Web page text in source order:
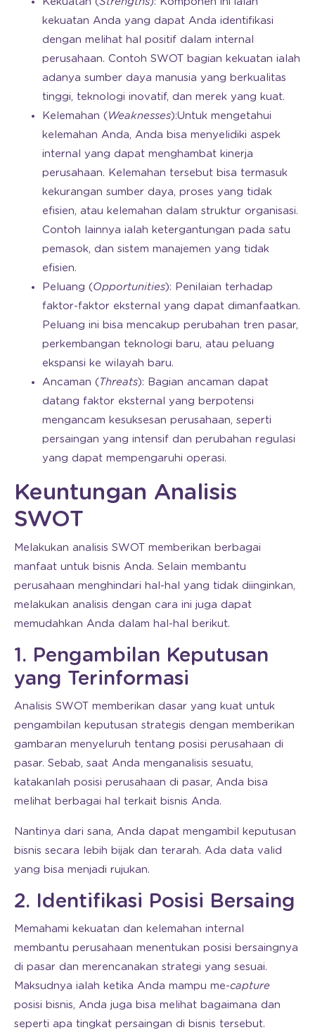
kekuatan Anda yang dapat Anda identifikasi
dengan melihat hal positif dalam internal
perusahaan. Contoh SWOT bagian kekuatan ialah
adanya sumber daya manusia yang berkualitas
tinggi, teknologi inovatif, dan merek yang kuat.
Kelemahan ( Weaknesses):Untuk mengetahui
kelemahan Anda, Anda bisa menyelidiki aspek
internal yang dapat menghambat kinerja
perusahaan. Kelemahan tersebut bisa termasuk
kekurangan sumber daya, proses yang tidak
efisien, atau kelemahan dalam struktur organisasi.
Contoh lainnya ialah ketergantungan pada satu
pemasok, dan sistem manajemen yang tidak
efisien.
Peluang (Opportunities): Penilaian terhadap
faktor-faktor eksternal yang dapat dimanfaatkan.
Peluang ini bisa mencakup perubahan tren pasar,
perkembangan teknologi baru, atau peluang
ekspansi ke wilayah baru.
Ancaman ( Threats): Bagian ancaman dapat
datang faktor eksternal yang berpotensi
mengancam kesuksesan perusahaan, seperti
persaingan yang intensif dan perubahan regulasi
yang dapat mempengaruhi operasi.
Keuntungan Analisis
SWOT
Melakukan analisis SWOT memberikan berbagai
manfaat untuk bisnis Anda. Selain membantu
perusahaan menghindari hal-hal yang tidak diinginkan,
melakukan analisis dengan cara ini juga dapat
memudahkan Anda dalam hal-hal berikut.
1. Pengambilan Keputusan
yang Terinformasi
Analisis SWOT memberikan dasar yang kuat untuk
pengambilan keputusan strategis dengan memberikan
gambaran menyeluruh tentang posisi perusahaan di
pasar. Sebab, saat Anda menganalisis sesuatu,
katakanlah posisi perusahaan di pasar, Anda bisa
melihat berbagai hal terkait bisnis Anda.
Nantinya dari sana, Anda dapat mengambil keputusan
bisnis secara lebih bijak dan terarah. Ada data valid
yang bisa menjadi rujukan.
2. Identifikasi Posisi Bersaing
Memahami kekuatan dan kelemahan internal
membantu perusahaan menentukan posisi bersaingnya
di pasar dan merencanakan strategi yang sesuai.
Maksudnya ialah ketika Anda mampu me-capture
posisi bisnis, Anda juga bisa melihat bagaimana dan
seperti apa tingkat persaingan di bisnis tersebut.